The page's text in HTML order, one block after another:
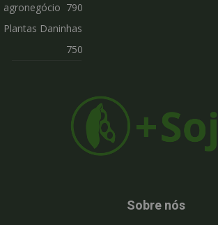
agronegócio 790
Plantas Daninhas
750
Sobre nós